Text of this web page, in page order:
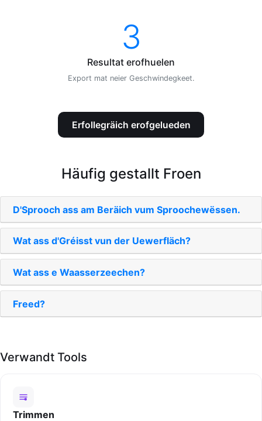
3
Resultat erofhuelen
Export mat neier Geschwindegkeet.
Erfollegräich erofgelueden
Häufig gestallt Froen
D'Sprooch ass am Beräich vum Sproochewëssen.
Wat ass d'Gréisst vun der Uewerfläch?
Wat ass e Waasserzeechen?
Freed?
Verwandt Tools
Trimmen